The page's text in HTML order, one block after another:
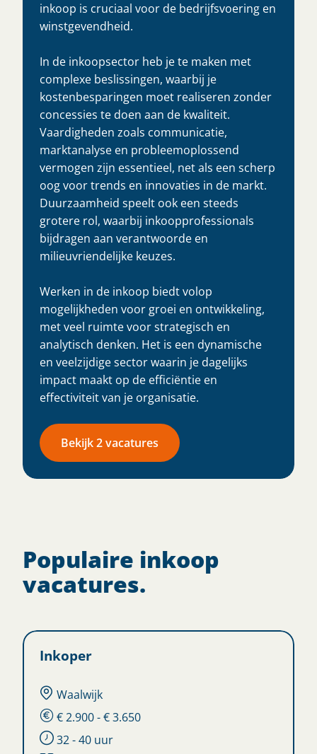
inkoop is cruciaal voor de bedrijfsvoering en
winstgevendheid.
In de inkoopsector heb je te maken met
complexe beslissingen, waarbij je
kostenbesparingen moet realiseren zonder
concessies te doen aan de kwaliteit.
Vaardigheden zoals communicatie,
marktanalyse en probleemoplossend
vermogen zijn essentieel, net als een scherp
oog voor trends en innovaties in de markt.
Duurzaamheid speelt ook een steeds
grotere rol, waarbij inkoopprofessionals
bijdragen aan verantwoorde en
milieuvriendelijke keuzes.
Werken in de inkoop biedt volop
mogelijkheden voor groei en ontwikkeling,
met veel ruimte voor strategisch en
analytisch denken. Het is een dynamische
en veelzijdige sector waarin je dagelijks
impact maakt op de efficiëntie en
effectiviteit van je organisatie.
Bekijk 2 vacatures
Populaire inkoop
vacatures.
Inkoper
Waalwijk
€ 2.900 - € 3.650
32 - 40 uur